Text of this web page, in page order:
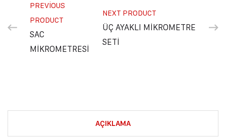
PREVIOUS
PRODUCT
SAC
MİKROMETRESİ
NEXT PRODUCT
ÜÇ AYAKLI MİKROMETRE
SETİ
AÇIKLAMA